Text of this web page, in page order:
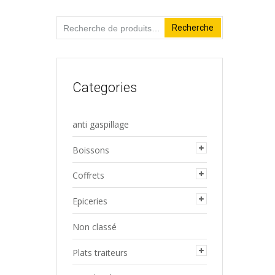
Recherche
pour :
Recherche
Categories
anti gaspillage
Boissons
Coffrets
Epiceries
Non classé
Plats traiteurs